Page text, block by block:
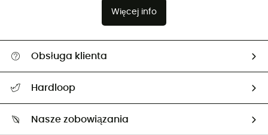
Więcej info
Obsługa klienta
Zwrot artykułów i zwrot środków
Hardloop
Nasze zobowiązania